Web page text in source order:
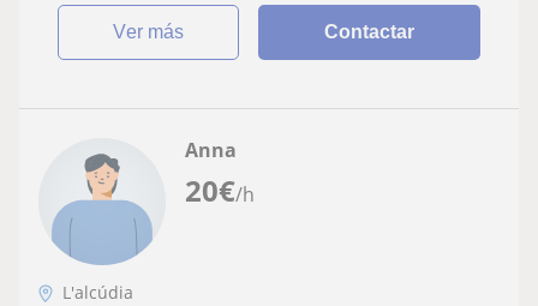
ver más Contactar
20€/h
Anna
L'alcúdia